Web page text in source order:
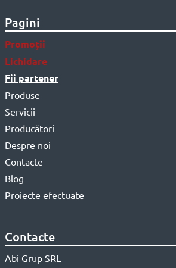
Pagini
Promoții
Lichidare
Fii partener
Produse
Servicii
Producători
Despre noi
Contacte
Blog
Proiecte efectuate
Contacte
Abi Grup SRL